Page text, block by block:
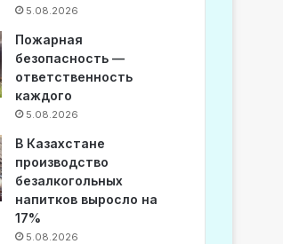
5.08.2026
Пожарная
безопасность —
ответственность
каждого
5.08.2026
В Казахстане
производство
безалкогольных
напитков выросло на
17%
5.08.2026